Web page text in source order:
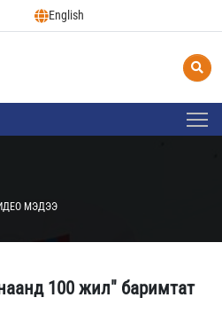
English
МЭДЭЭ
100 жил" баримтат